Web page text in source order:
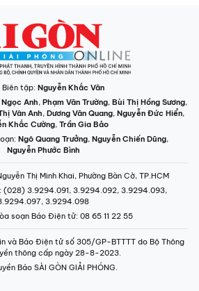
Biên tập: Nguyễn Khắc Văn
Anh, Phạm Văn Trường, Bùi Thị Hồng Sương,
Vân Anh, Dương Văn Quang, Nguyễn Đức Hiển,
Khắc Cường, Trần Gia Bảo
Ngô Quang Trưởng, Nguyễn Chiến Dũng,
Nguyễn Phước Bình
Thị Minh Khai, Phường Bàn Cờ, TP.HCM
: (028) 3.9294.091, 3.9294.092, 3.9294.093,
3.9294.098
soạn Báo Điện tử: 08 65 11 22 55
và Báo Điện tử số 305/GP-BTTTT do Bộ Thông
thông cấp ngày 28-8-2023.
Báo SÀI GÒN GIẢI PHÓNG.